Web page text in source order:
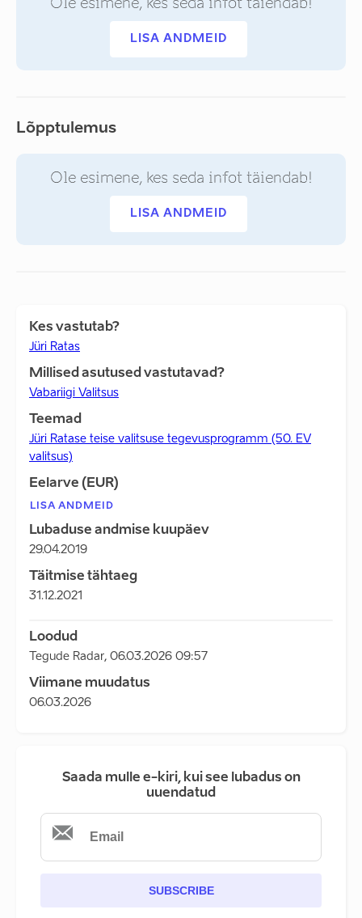
LISA ANDMEID
Lõpptulemus
Ole esimene, kes seda infot täiendab!
LISA ANDMEID
Kes vastutab?
Jüri Ratas
Millised asutused vastutavad?
Vabariigi Valitsus
Teemad
Jüri Ratase teise valitsuse tegevusprogramm (50. EV
valitsus)
Eelarve (EUR)
LISA ANDMEID
Lubaduse andmise kuupäev
29.04.2019
Täitmise tähtaeg
31.12.2021
Loodud
Tegude Radar, 06.03.2026 09:57
Viimane muudatus
06.03.2026
Saada mulle e-kiri, kui see lubadus on
uuendatud
SUBSCRIBE